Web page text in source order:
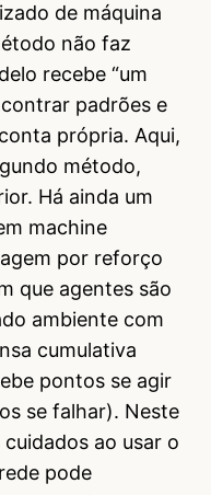
de máquina
não faz
recebe “um
padrões e
própria. Aqui,
método,
Há ainda um
machine
por reforço
que agentes são
ambiente com
cumulativa
pontos se agir
se falhar). Neste
ao usar o
pode